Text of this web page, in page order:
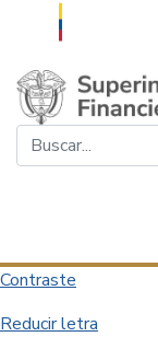
Saltar al contenido
Contraste
Reducir letra